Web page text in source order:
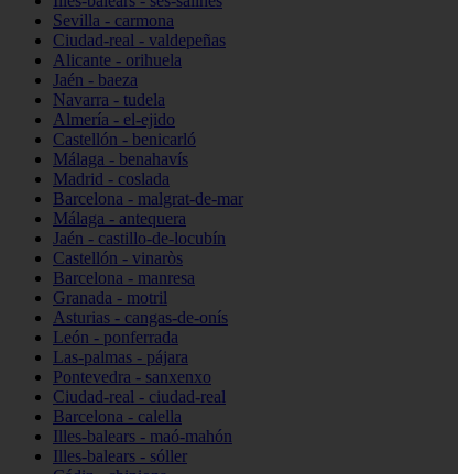
Sevilla - carmona
Ciudad-real - valdepeñas
Alicante - orihuela
Jaén - baeza
Navarra - tudela
Almería - el-ejido
Castellón - benicarló
Málaga - benahavís
Madrid - coslada
Barcelona - malgrat-de-mar
Málaga - antequera
Jaén - castillo-de-locubín
Castellón - vinaròs
Barcelona - manresa
Granada - motril
Asturias - cangas-de-onís
León - ponferrada
Las-palmas - pájara
Pontevedra - sanxenxo
Ciudad-real - ciudad-real
Barcelona - calella
Illes-balears - maó-mahón
Illes-balears - sóller